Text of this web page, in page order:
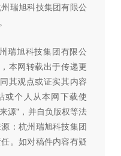
瑞旭科技集团有限公
瑞旭科技集团有限公
本网转载出于传递更
其观点或证实其内容
或个人从本网下载使
源"，并自负版权等法
：杭州瑞旭科技集团
。如对稿件内容有疑